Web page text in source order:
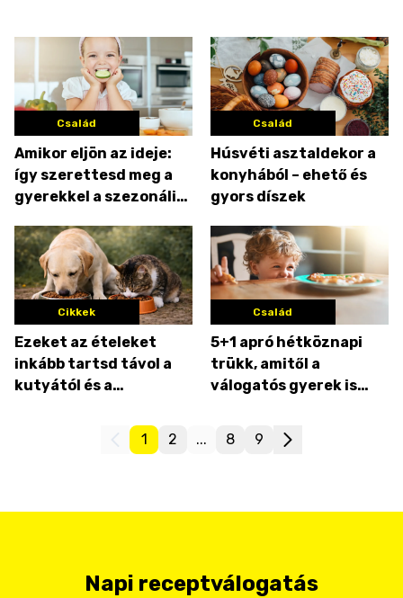
Család
Amikor eljön az ideje:
így szerettesd meg a
gyerekkel a szezonális
Család
Húsvéti asztaldekor a
konyhából – ehető és
gyors díszek
Cikkek
Ezeket az ételeket
inkább tartsd távol a
kutyától és a
Család
5+1 apró hétköznapi
trükk, amitől a
válogatós gyerek is
1
2 ... 8 9
Napi receptválogatás